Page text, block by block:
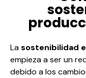
Lasostenibilidad
empieza a ser un
debido a los